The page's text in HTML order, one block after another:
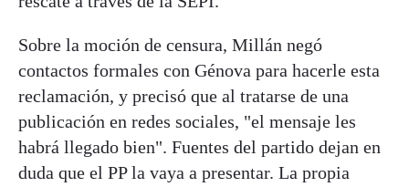
Sobre la moción de censura, Millán negó
contactos formales con Génova para hacerle esta
reclamación, y precisó que al tratarse de una
publicación en redes sociales, "el mensaje les
habrá llegado bien". Fuentes del partido dejan en
duda que el PP la vaya a presentar. La propia